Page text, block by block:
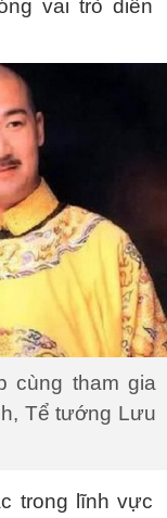
vai trò diễn
cùng tham gia
Tể tướng Lưu
trong lĩnh vực